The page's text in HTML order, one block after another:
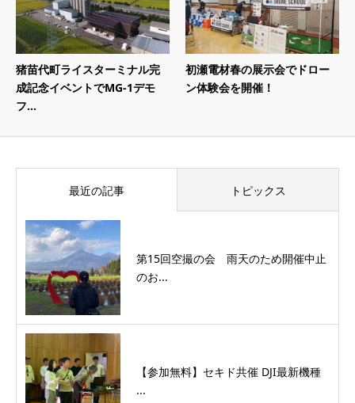
猪苗代町ライスターミナル完
成記念イベントでMG-1デモ
フ...
初瀬電材春の展示会でドロー
ン体験会を開催！
最近の記事 トピックス
第15回空撮の会 雨天のため開催中止
のお...
【参加無料】セキド共催 DJI最新機種
...